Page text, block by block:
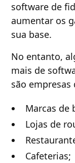
software de
aumentar os
sua base.
No entanto,
mais de
são
Marcas de
Lojas de
Cafeterias;